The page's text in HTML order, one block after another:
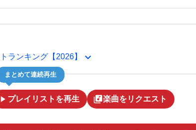
ランキング【2026】
expand_more
play_arrow プレイリストを再生
まとめて連続再生
library_music楽曲をリクエスト